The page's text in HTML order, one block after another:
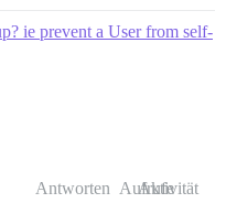
ie prevent a User from self-
Antworten Aufrufe
Aktivität